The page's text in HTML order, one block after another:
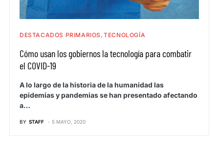
DESTACADOS PRIMARIOS TECNOLOGÍA
Cómo usan los gobiernos la tecnología para combatir
el COVID-19
A lo largo de la historia de la humanidad las
epidemias y pandemias se han presentado afectando
a…
BY STAFF 5 MAYO, 2020